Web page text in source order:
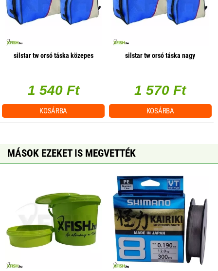
silstar tw orsó táska közepes
1 540 Ft
KOSÁRBA
silstar tw orsó táska nagy
1 570 Ft
KOSÁRBA
MÁSOK EZEKET IS MEGVETTÉK